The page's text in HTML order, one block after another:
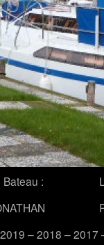
Bateau :
– 2018 – 2017